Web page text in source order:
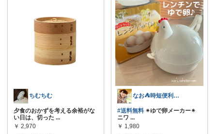
ちむちむ
夕食のおかずを考える余裕がな
い日は、切った ...
￥ 2,970
なお⛺️時短便利グッズ好き♡オリ写多め♪
#送料無料 ✴︎ゆで卵メーカー✴︎
ニワ ...
￥ 1,980